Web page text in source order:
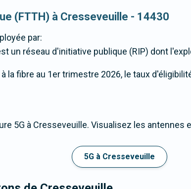
(FTTH) à Cresseveuille - 14430
par:
un réseau d'initiative publique (RIP) dont
la fibre au 1er trimestre 2026, le taux
5G à Cresseveuille. Visualisez les antennes
5G à Cresseveuille